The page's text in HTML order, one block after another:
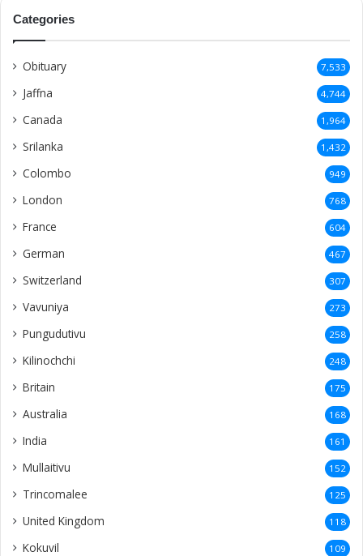
Categories
Obituary 7,533
Jaffna 4,744
Canada 1,964
Srilanka 1,432
Colombo 949
London 768
France 604
German 467
Switzerland 307
Vavuniya 273
Pungudutivu 258
Kilinochchi 248
Britain 175
Australia 168
India 161
Mullaitivu 152
Trincomalee 125
United Kingdom 118
Kokuvil 109